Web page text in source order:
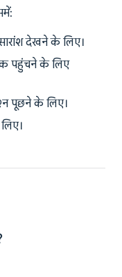
देखने के लिए।
पहुंचने के लिए
पूछने के लिए।